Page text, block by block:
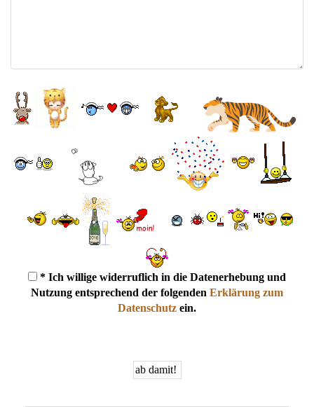
* Ich willige widerruflich in die Datenerhebung und
Nutzung entsprechend der folgenden Erklärung zum
Datenschutz ein.